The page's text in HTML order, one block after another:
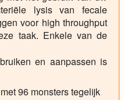
lysis van fecale
voor high throughput
taak. Enkele van de
en aanpassen is
96 monsters tegelijk